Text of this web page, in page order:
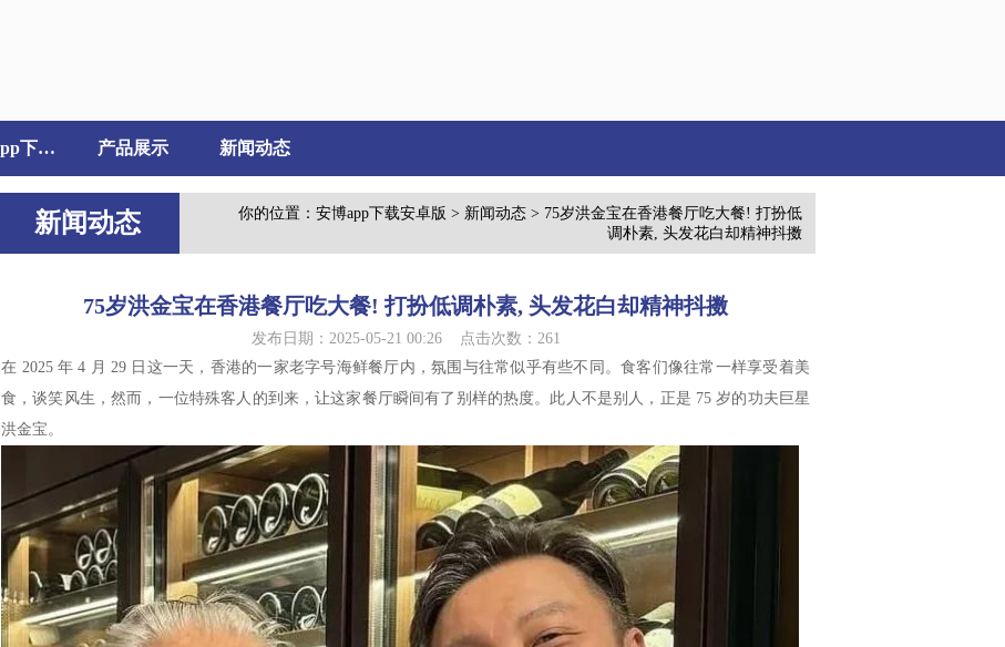
安博app下载安卓版介绍 产品展示 新闻动态
新闻动态 你的位置： 安博app下载安卓版 > 新闻动态 > 75岁洪金宝在香港餐厅吃大餐! 打扮低
调朴素, 头发花白却精神抖擞
75岁洪金宝在香港餐厅吃大餐! 打扮低调朴素, 头发花白却精神抖擞
发布日期：2025-05-21 00:26 点击次数：261
在 2025 年 4 月 29 日这一天，香港的一家老字号海鲜餐厅内，氛围与往常似乎有些不同。食客们像往常一样享受着美
食，谈笑风生，然而，一位特殊客人的到来，让这家餐厅瞬间有了别样的热度。此人不是别人，正是 75 岁的功夫巨星
洪金宝。